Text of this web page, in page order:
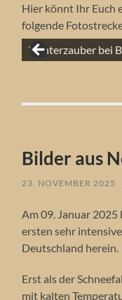
Hier könnt Ihr Euch
folgende
Brunnen mit
11.01.2026.
Das Schloß
Winterzauber bei
Einfach nur
Winteridylle bei
Die
A. Jan. 2026.
Huteeichenallee in
Große
Der idyllische Ort
2026.
Das Rathaus von
Reinhardswald am
Das
Jan. 2026.
Die Trendelburg
2026.
Das Schloss
Brunnenteich, A.
Bilder aus
23. NOVEMBER 2025
Am 09. Januar 2025
ersten sehr
Deutschland herein.
Erst als der
mit kalten